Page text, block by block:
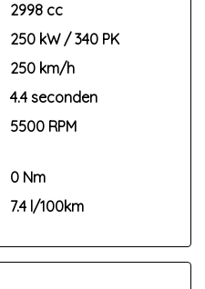
2998 cc
250 kW / 340 PK
250 km/h
4.4 seconden
5500 RPM
0 Nm
7.4 l/100km